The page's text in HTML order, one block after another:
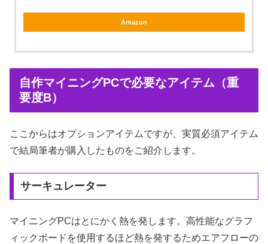
Amazon
自作マイニングPCで必要なアイテム（重
要度B）
ここからはオプションアイテムですが、実質必須アイテム
で結局筆者が購入したものをご紹介します。
サーキュレーター
マイニングPCはとにかく熱を発します。高性能なグラフ
ィックボードを使用するほど熱を発するためエアフローの